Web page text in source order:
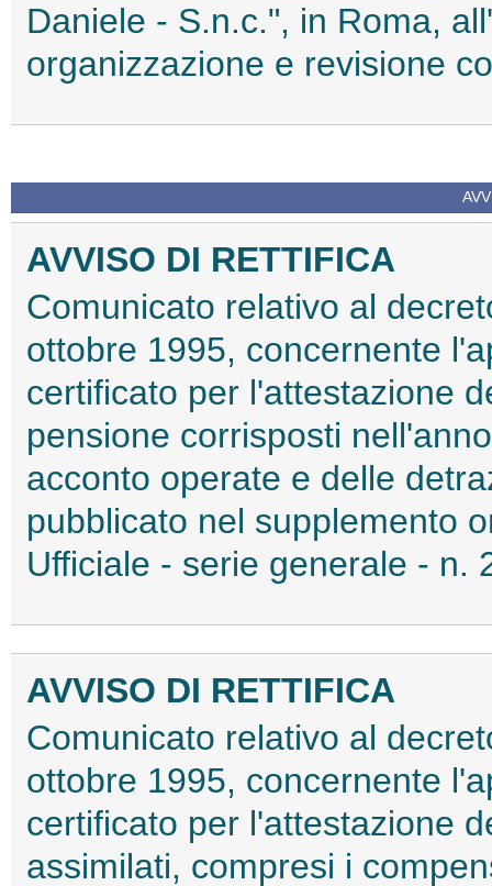
Daniele - S.n.c.", in Roma,
organizzazione e revisione
AVVISO DI RETTIFICA
Comunicato relativo al
ottobre 1995, concernente
certificato per l'attestazione
pensione corrisposti
acconto operate e delle
pubblicato nel supplemento
Ufficiale - serie generale - n.
AVVISO DI RETTIFICA
Comunicato relativo al
ottobre 1995, concernente
certificato per l'attestazione
assimilati, compresi i